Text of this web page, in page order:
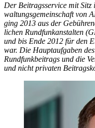
Der Beitrags­service mit
waltungs­ge­meinschaft von
ging 2013 aus der
lichen Rund­funk­anstalten
und bis Ende 2012 für den
war. Die Haupt­auf­gaben
Rund­funk­beitrags und die
und nicht privaten